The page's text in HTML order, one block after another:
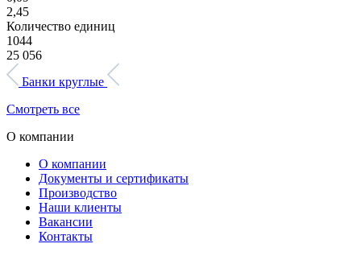
2,45
Количество единиц
1044
25 056
Банки круглые
Смотреть все
О компании
О компании
Документы и сертификаты
Производство
Наши клиенты
Вакансии
Контакты